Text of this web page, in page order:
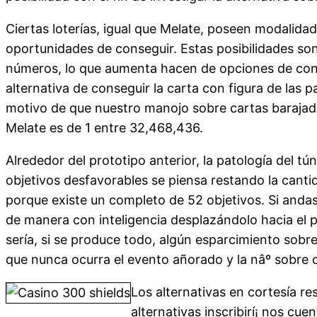
Ciertas loterías, igual que Melate, poseen
oportunidades de conseguir. Estas posibilidades
números, lo que aumenta hacen de opciones de
alternativa de conseguir la carta con figura de las
motivo de que nuestro manojo sobre cartas
Melate es de 1 entre 32,468,436.
Alrededor del prototipo anterior, la patologí­a del
objetivos desfavorables se piensa restando la
porque existe un completo de 52 objetivos. Si
de manera con inteligencia desplazándolo hacia
serí­a, si se produce todo, algún esparcimiento
que nunca ocurra el evento añorado y la nâº
Los alternativas en cortesía
alternativas inscribirí¡ nos